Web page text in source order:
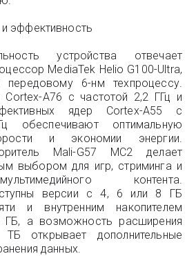
эффективность
устройства отвечает
MediaTek Helio G100-Ultra,
передовому 6-нм техпроцессу.
A76 с частотой 2,2 ГГц и
ядер Cortex-A55 с
обеспечивают оптимальную
и экономии энергии.
Mali-G57 MC2 делает
выбором для игр, стриминга и
контента.
версии с 4, 6 или 8 ГБ
и внутренним накопителем
а возможность расширения
открывает дополнительные
данных.